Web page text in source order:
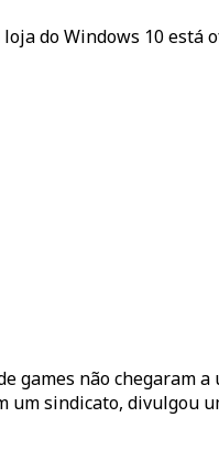
do Windows 10 está
games não chegaram
um sindicato, divulgou